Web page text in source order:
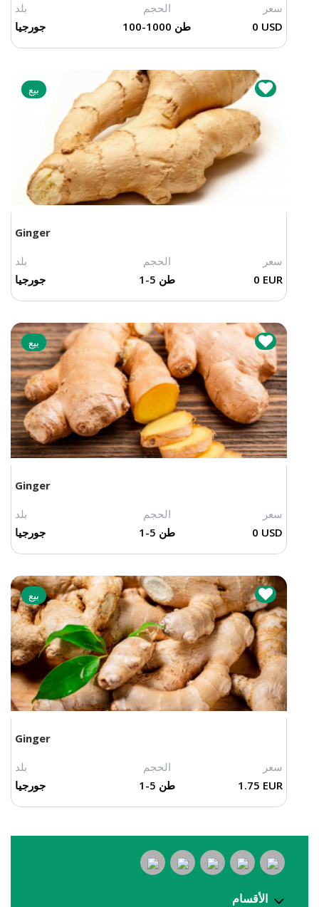
بلد الحجم
سعر
جورجيا
100-1000 طن 0 USD
بيع
Ginger
بلد الحجم
سعر
جورجيا
1-5 طن 0 EUR
بيع
Ginger
بلد الحجم
سعر
جورجيا
1-5 طن 0 USD
بيع
Ginger
بلد الحجم
سعر
جورجيا
1-5 طن 1.75 EUR
الأقسام